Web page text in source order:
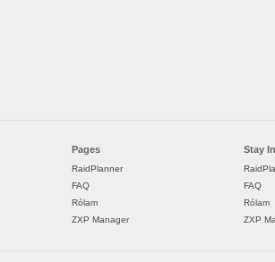
Pages
RaidPlanner
FAQ
Rólam
ZXP Manager
Stay
FAQ
Rólam
ZXP